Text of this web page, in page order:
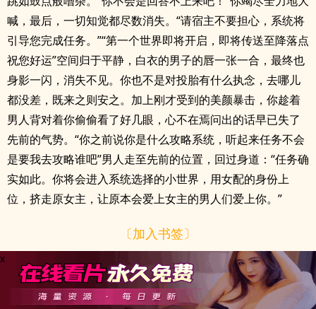
喊，最后，一切知觉都尽数消失。“请宿主不要担心，系统将
引导您完成任务。”“第一个世界即将开启，即将传送至降落点
祝您好运”空间归于平静，白衣的男子的唇一张一合，最终也
身影一闪，消失不见。你也不是对投胎有什么执念，去哪儿
都没差，既来之则安之。加上刚才受到的美颜暴击，你趁着
男人背对着你偷偷看了好几眼，心不在焉问出的话早已失了
先前的气势。“你之前说你是什么攻略系统，听起来任务不会
是要我去攻略谁吧”男人走至先前的位置，回过身道：“任务确
实如此。你将会进入系统选择的小世界，用女配的身份上
位，挤走原女主，让原本会爱上女主的男人们爱上你。”
〔加入书签〕
x